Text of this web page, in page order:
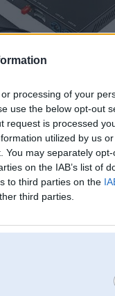
processing of your
use the below opt-out
request is processed
utilized by us
You may separately
on the IAB’s list of
to third parties on the
third parties.